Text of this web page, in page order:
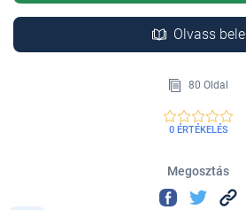
Olvass bele
80 Oldal
0 ÉRTÉKELÉS
Megosztás